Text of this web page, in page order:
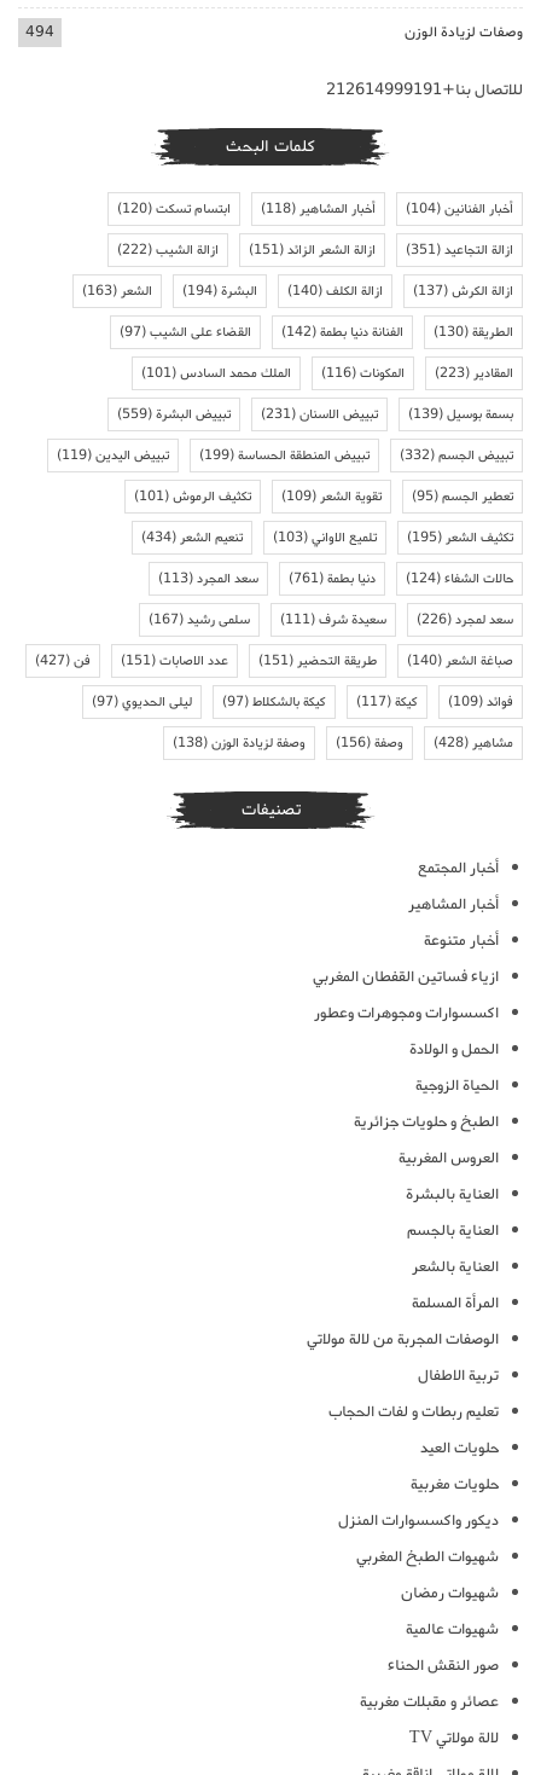
وصفات لزيادة الوزن 494
للاتصال بنا+212614999191
كلمات البحث
أخبار الفنانين(104) أخبار المشاهير(118) ابتسام تسكت(120)
ازالة التجاعيد(351) ازالة الشعر الزائد(151) ازالة الشيب(222)
ازالة الكرش(137) ازالة الكلف(140) البشرة(194) الشعر(163)
الطريقة(130) الفنانة دنيا بطمة(142) القضاء على الشيب(97)
المقادير(223) المكونات(116) الملك محمد السادس(101)
بسمة بوسيل(139) تبييض الاسنان(231) تبييض البشرة(559)
تبييض الجسم(332) تبييض المنطقة الحساسة(199) تبييض اليدين(119)
تعطير الجسم(95) تقوية الشعر(109) تكثيف الرموش(101)
تكثيف الشعر(195) تلميع الاواني(103) تنعيم الشعر(434)
حالات الشفاء(124) دنيا بطمة(761) سعد المجرد(113)
سعد لمجرد(226) سعيدة شرف(111) سلمى رشيد(167)
صباغة الشعر(140) طريقة التحضير(151) عدد الاصابات(151) فن(427)
فوائد(109) كيكة(117) كيكة بالشكلاط(97) ليلى الحديوي(97)
مشاهير(428) وصفة(156) وصفة لزيادة الوزن(138)
تصنيفات
أخبار المجتمع
أخبار المشاهير
أخبار متنوعة
ازياء فساتين القفطان المغربي
اكسسوارات ومجوهرات وعطور
الحمل و الولادة
الحياة الزوجية
الطبخ و حلويات جزائرية
العروس المغربية
العناية بالبشرة
العناية بالجسم
العناية بالشعر
المرأة المسلمة
الوصفات المجربة من لالة مولاتي
تربية الاطفال
تعليم ربطات و لفات الحجاب
حلويات العيد
حلويات مغربية
ديكور واكسسوارات المنزل
شهيوات الطبخ المغربي
شهيوات رمضان
شهيوات عالمية
صور النقش الحناء
عصائر و مقبلات مغربية
لالة مولاتي TV